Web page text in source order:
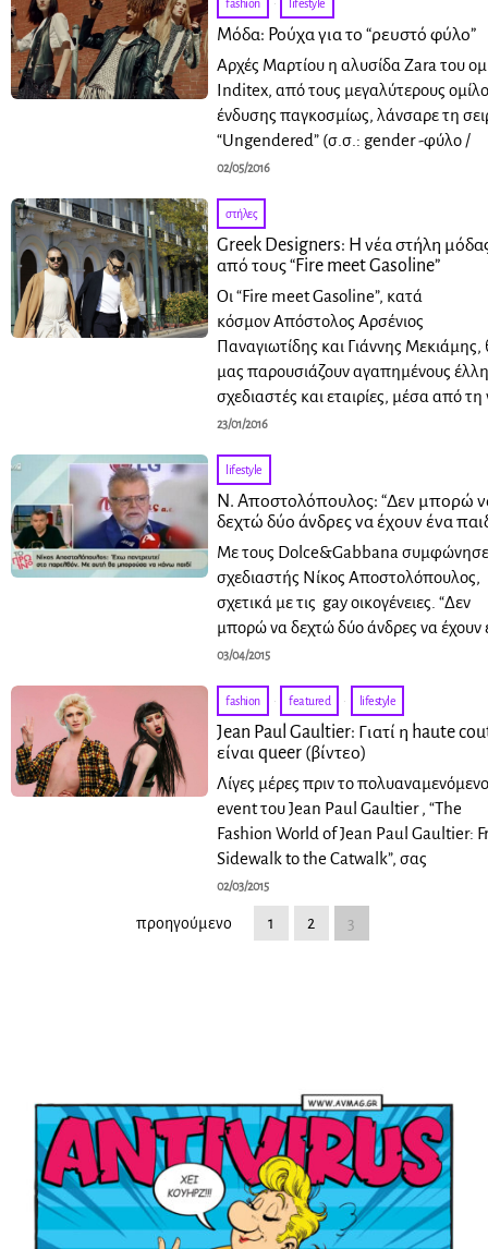
fashion · lifestyle
Μόδα: Ρούχα για το “ρευστό φύλο”
Aρχές Μαρτίου η αλυσίδα Ζara του
Inditex, από τους μεγαλύτερους
ένδυσης παγκοσμίως, λάνσαρε τη
“Ungendered” (σ.σ.: gender -φύλο /
02/05/2016
στήλες
Greek Designers: Η νέα στήλη
από τους “Fire meet Gasoline”
Οι “Fire meet Gasoline”, κατά
κόσμον Απόστολος Αρσένιος
Παναγιωτίδης και Γιάννης Μεκιάμης,
μας παρουσιάζουν αγαπημένους
σχεδιαστές και εταιρίες, μέσα από τη
23/01/2016
lifestyle
Ν. Αποστολόπουλος: “Δεν μπορώ
δεχτώ δύο άνδρες να έχουν ένα
Με τους Dolce&Gabbana
σχεδιαστής Νίκος Αποστολόπουλος,
σχετικά με τις gay οικογένειες. “Δεν
μπορώ να δεχτώ δύο άνδρες να έχουν
03/04/2015
fashion · featured · lifestyle
Jean Paul Gaultier: Γιατί η haute
είναι queer (βίντεο)
Λίγες μέρες πριν το
event του Jean Paul Gaultier , “The
Fashion World of Jean Paul Gaultier:
Sidewalk to the Catwalk”, σας
02/03/2015
προηγούμενο 1 2 3